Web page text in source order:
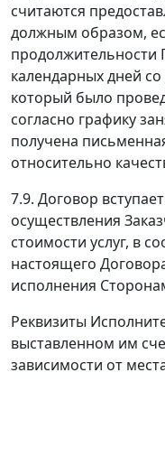
считаются
должным образом,
календарных дней
который было
согласно графику
получена
относительно
7.9. Договор
осуществления
стоимости услуг, в
настоящего
исполнения
Реквизиты
выставленном им
зависимости от